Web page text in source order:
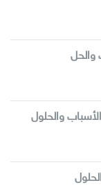
والحل
والحلول